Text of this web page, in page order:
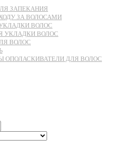
ЗАПЕКАНИЯ
ЗА ВОЛОСАМИ
ВОЛОС
УКЛАДКИ ВОЛОС
ВОЛОС
ОПОЛАСКИВАТЕЛИ ДЛЯ ВОЛОС